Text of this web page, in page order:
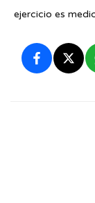
ejercicio es